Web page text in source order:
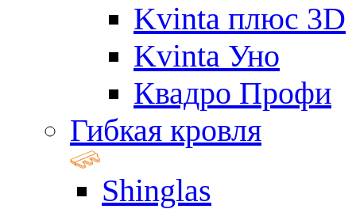
Kvinta плюс 3D
Kvinta Уно
Квадро Профи
Гибкая кровля
Shinglas